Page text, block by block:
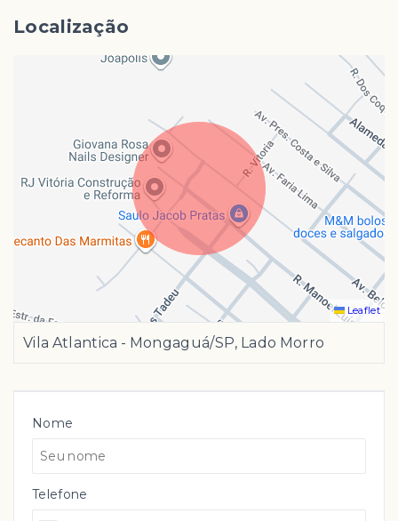
Nome
Telefone
Localização
Leaflet
Vila Atlantica - Mongaguá/SP, Lado Morro